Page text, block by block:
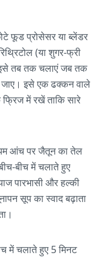
फूड प्रोसेसर या ब्लेंडर
(या शुगर-फ्री
तब तक चलाएं जब तक
जाए। इसे एक ढक्कन वाले
में रखें ताकि सारे
आंच पर जैतून का तेल
बीच में चलाते हुए
पारभासी और हल्की
सूप का स्वाद बढ़ाता
में चलाते हुए 5 मिनट